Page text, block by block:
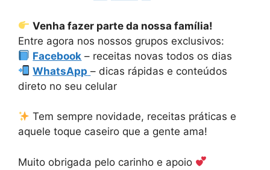
Venha fazer parte da nossa família!
Entre agora nos nossos grupos exclusivos:
Facebook – receitas novas todos os dias
WhatsApp – dicas rápidas e conteúdos
direto no seu celular
Tem sempre novidade, receitas práticas e
aquele toque caseiro que a gente ama!
Muito obrigada pelo carinho e apoio